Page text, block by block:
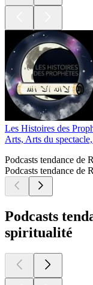
Les Histoires des
Arts, Arts du
Podcasts tendance de
Podcasts tendance de
Podcasts
spiritualité